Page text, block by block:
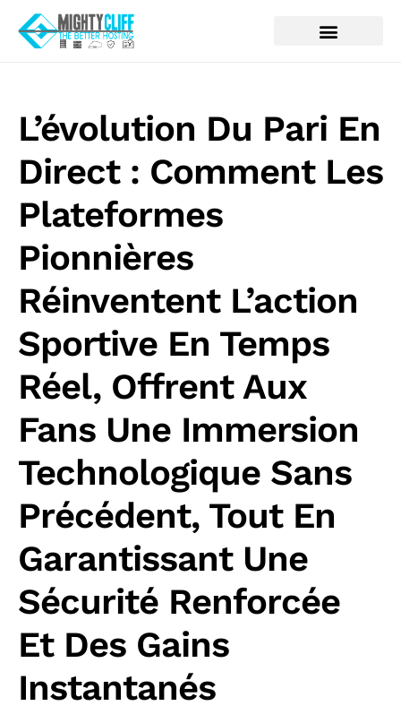
L’évolution Du Pari En
Direct : Comment Les
Plateformes
Pionnières
Réinventent L’action
Sportive En Temps
Réel, Offrent Aux
Fans Une Immersion
Technologique Sans
Précédent, Tout En
Garantissant Une
Sécurité Renforcée
Et Des Gains
Instantanés